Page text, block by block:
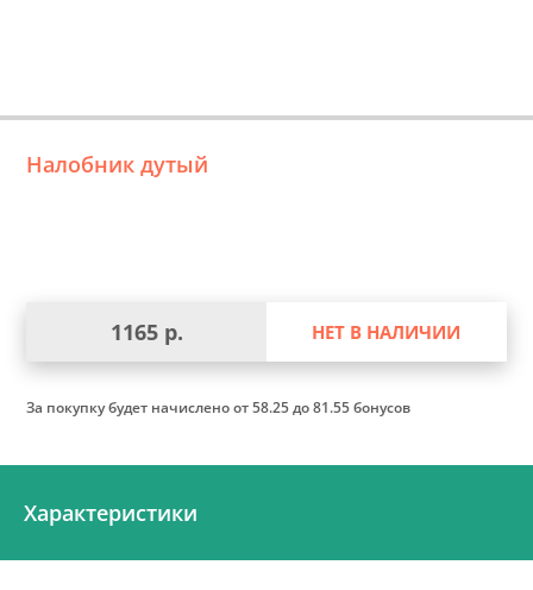
Налобник дутый
1165 р. НЕТ В НАЛИЧИИ
За покупку будет начисленоот 58.25 до 81.55 бонусов
Характеристики